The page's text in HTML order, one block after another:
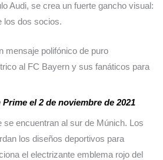
Audi, se crea un fuerte gancho visual:
los dos socios.
mensaje polifónico de puro
al FC Bayern y sus fanáticos para
el 2 de noviembre de 2021
encuentran al sur de Múnich. Los
los diseños deportivos para
el electrizante emblema rojo del